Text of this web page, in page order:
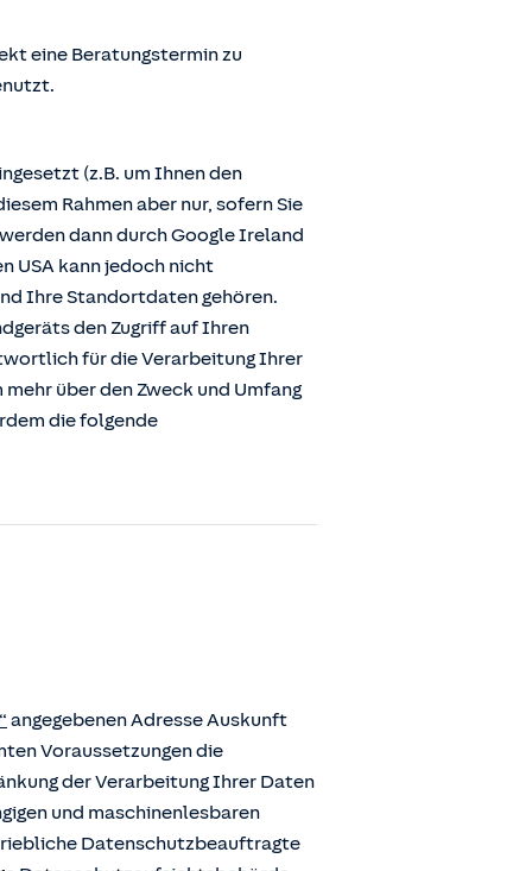
eine Beratungstermin zu
(z.B. um Ihnen den
Rahmen aber nur, sofern Sie
dann durch Google Ireland
USA kann jedoch nicht
Ihre Standortdaten gehören.
den Zugriff auf Ihren
für die Verarbeitung Ihrer
über den Zweck und Umfang
die folgende
angegebenen Adresse Auskunft
Voraussetzungen die
der Verarbeitung Ihrer Daten
und maschinenlesbaren
Datenschutzbeauftragte